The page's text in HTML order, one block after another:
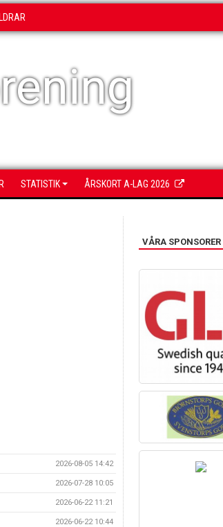
STATISTIK ÅRSKORT A-LAG 2026
2026-08-05 14:42
2026-07-28 10:05
2026-06-22 11:21
2026-06-22 10:44
VÅRA SPONSORER